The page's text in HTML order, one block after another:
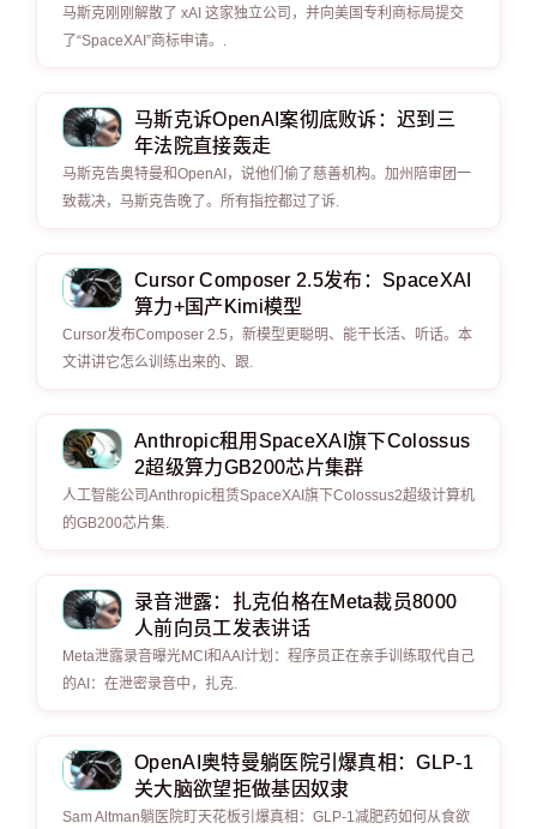
马斯克刚刚解散了 xAI 这家独立公司，并向美国专利商标局提交
了“SpaceXAI”商标申请。.
马斯克诉OpenAI案彻底败诉：迟到三
年法院直接轰走
马斯克告奥特曼和OpenAI，说他们偷了慈善机构。加州陪审团一
致裁决，马斯克告晚了。所有指控都过了诉.
Cursor Composer 2.5发布：SpaceXAI
算力+国产Kimi模型
Cursor发布Composer 2.5，新模型更聪明、能干长活、听话。本
文讲讲它怎么训练出来的、跟.
Anthropic租用SpaceXAI旗下Colossus
2超级算力GB200芯片集群
人工智能公司Anthropic租赁SpaceXAI旗下Colossus2超级计算机
的GB200芯片集.
录音泄露：扎克伯格在Meta裁员8000
人前向员工发表讲话
Meta泄露录音曝光MCI和AAI计划：程序员正在亲手训练取代自己
的AI：在泄密录音中，扎克.
OpenAI奥特曼躺医院引爆真相：GLP-1
关大脑欲望拒做基因奴隶
Sam Altman躺医院盯天花板引爆真相：GLP-1减肥药如何从食欲